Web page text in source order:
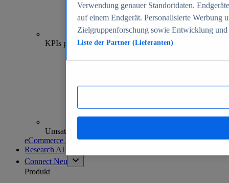
70+
KPIs pro Shop
Umsatzanalysen und -prognosen
eCommerce Insights entdecken
Research AI
Connect Neu
Produkt
Verwendung genauer Standortdaten.
auf einem Endgerät. Personalisierte Werbung
Zielgruppenforschung sowie Entwicklung
Liste der Partner (Lieferanten)